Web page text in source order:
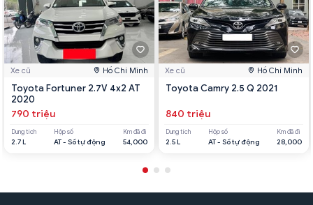
Xe cũ Hồ Chí Minh
Toyota Fortuner 2.7V 4x2 AT
2020
790 triệu
Dung tích
2.7 L
Hộp số
AT - Số tự động
Km đã đi
54,000
Xe cũ Hồ Chí Minh
Toyota Camry 2.5 Q 2021
840 triệu
Dung tích
2.5 L
Hộp số
AT - Số tự động
Km đã đi
28,000